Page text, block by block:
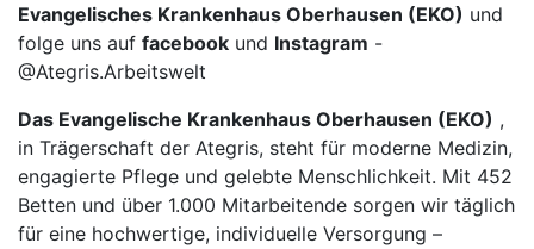
Evangelisches Krankenhaus Oberhausen (EKO) und
folge uns auf facebook und Instagram -
@Ategris.Arbeitswelt
Das Evangelische Krankenhaus Oberhausen (EKO) ,
in Trägerschaft der Ategris, steht für moderne Medizin,
engagierte Pflege und gelebte Menschlichkeit. Mit 452
Betten und über 1.000 Mitarbeitende sorgen wir täglich
für eine hochwertige, individuelle Versorgung –